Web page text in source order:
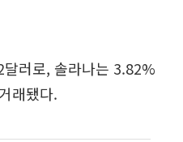
러로, 솔라나는 3.82%
래됐다.